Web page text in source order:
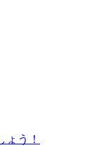
う！